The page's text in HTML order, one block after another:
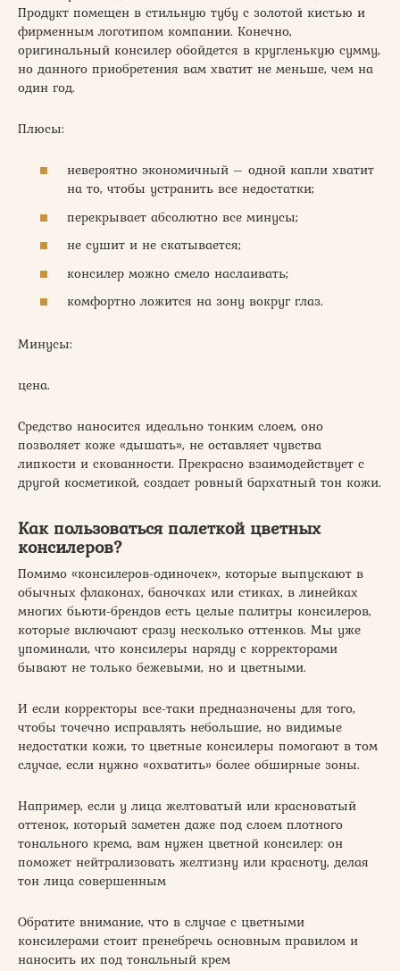
Продукт помещен в стильную тубу с золотой кистью и
фирменным логотипом компании. Конечно,
оригинальный консилер обойдется в кругленькую сумму,
но данного приобретения вам хватит не меньше, чем на
один год.
Плюсы:
невероятно экономичный – одной капли хватит
на то, чтобы устранить все недостатки;
перекрывает абсолютно все минусы;
не сушит и не скатывается;
консилер можно смело наслаивать;
комфортно ложится на зону вокруг глаз.
Минусы:
цена.
Средство наносится идеально тонким слоем, оно
позволяет коже «дышать», не оставляет чувства
липкости и скованности. Прекрасно взаимодействует с
другой косметикой, создает ровный бархатный тон кожи.
Как пользоваться палеткой цветных
консилеров?
Помимо «консилеров-одиночек», которые выпускают в
обычных флаконах, баночках или стиках, в линейках
многих бьюти-брендов есть целые палитры консилеров,
которые включают сразу несколько оттенков. Мы уже
упоминали, что консилеры наряду с корректорами
бывают не только бежевыми, но и цветными.
И если корректоры все-таки предназначены для того,
чтобы точечно исправлять небольшие, но видимые
недостатки кожи, то цветные консилеры помогают в том
случае, если нужно «охватить» более обширные зоны.
Например, если у лица желтоватый или красноватый
оттенок, который заметен даже под слоем плотного
тонального крема, вам нужен цветной консилер: он
поможет нейтрализовать желтизну или красноту, делая
тон лица совершенным
Обратите внимание, что в случае с цветными
консилерами стоит пренебречь основным правилом и
наносить их под тональный крем